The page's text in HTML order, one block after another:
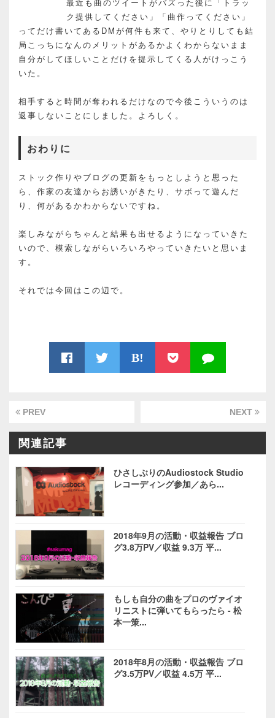
ク提供してください」「曲作ってください」
ってだけ書いてあるDMが何件も来て、やりとりしても結
局こっちになんのメリットがあるかよくわからないまま
自分がしてほしいことだけを提示してくる人がけっこう
いた。
相手すると時間が奪われるだけなので今後こういうのは
返事しないことにしました。よろしく。
おわりに
ストック作りやブログの更新をもっとしようと思った
ら、作家の友達からお誘いがきたり、サボって遊んだ
り、何があるかわからないですね。
楽しみながらちゃんと結果も出せるようになっていきた
いので、模索しながらいろいろやっていきたいと思いま
す。
それでは今回はこの辺で。
B!
PREV NEXT
関連記事
ひさしぶりのAudiostock Studio
レコーディング参加／あら...
2018年9月の活動・収益報告 ブロ
グ3.8万PV／収益 9.3万 平...
もしも自分の曲をプロのヴァイオ
リニストに弾いてもらったら - 松
本一策...
2018年8月の活動・収益報告 ブロ
グ3.5万PV／収益 4.5万 平...